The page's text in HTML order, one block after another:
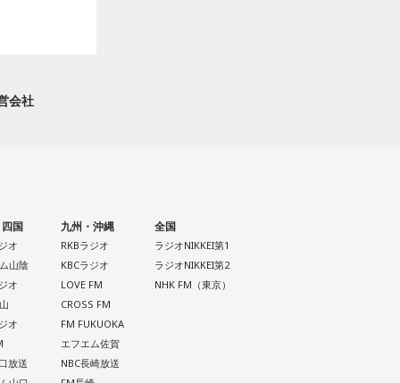
会社
国
オ
山陰
オ
オ
放送
九州・沖縄
RKBラジオ
KBCラジオ
LOVE FM
CROSS FM
FM FUKUOKA
エフエム佐賀
NBC長崎放送
全国
ラジオNIKKEI第1
ラジオNIKKEI第2
NHK FM（東京）